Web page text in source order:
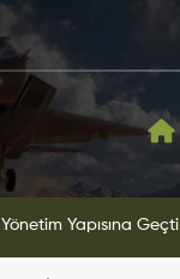
Yapısına Geçti